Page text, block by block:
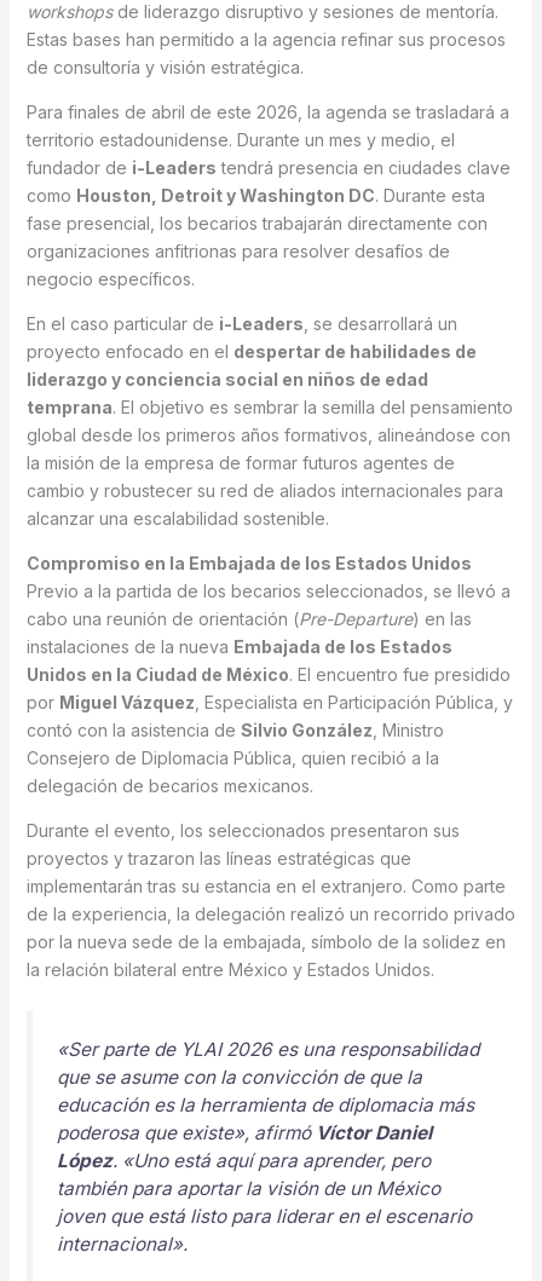
workshops de liderazgo disruptivo y sesiones de mentoría.
Estas bases han permitido a la agencia refinar sus procesos
de consultoría y visión estratégica.
Para finales de abril de este 2026, la agenda se trasladará a
territorio estadounidense. Durante un mes y medio, el
fundador de i-Leaders tendrá presencia en ciudades clave
como Houston, Detroit y Washington DC. Durante esta
fase presencial, los becarios trabajarán directamente con
organizaciones anfitrionas para resolver desafíos de
negocio específicos.
En el caso particular de i-Leaders , se desarrollará un
proyecto enfocado en el despertar de habilidades de
liderazgo y conciencia social en niños de edad
temprana. El objetivo es sembrar la semilla del pensamiento
global desde los primeros años formativos, alineándose con
la misión de la empresa de formar futuros agentes de
cambio y robustecer su red de aliados internacionales para
alcanzar una escalabilidad sostenible.
Compromiso en la Embajada de los Estados Unidos
Previo a la partida de los becarios seleccionados, se llevó a
cabo una reunión de orientación (Pre-Departure) en las
instalaciones de la nueva Embajada de los Estados
Unidos en la Ciudad de México. El encuentro fue presidido
por Miguel Vázquez , Especialista en Participación Pública, y
contó con la asistencia de Silvio González , Ministro
Consejero de Diplomacia Pública, quien recibió a la
delegación de becarios mexicanos.
Durante el evento, los seleccionados presentaron sus
proyectos y trazaron las líneas estratégicas que
implementarán tras su estancia en el extranjero. Como parte
de la experiencia, la delegación realizó un recorrido privado
por la nueva sede de la embajada, símbolo de la solidez en
la relación bilateral entre México y Estados Unidos.
«Ser parte de YLAI 2026 es una responsabilidad
que se asume con la convicción de que la
educación es la herramienta de diplomacia más
poderosa que existe», afirmó Víctor Daniel
López. «Uno está aquí para aprender, pero
también para aportar la visión de un México
joven que está listo para liderar en el escenario
internacional».